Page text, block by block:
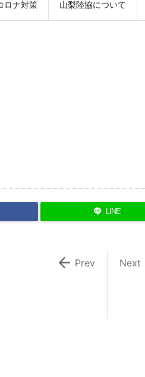
ロナ対策 山梨陸協について
LINE
Next
 Prev